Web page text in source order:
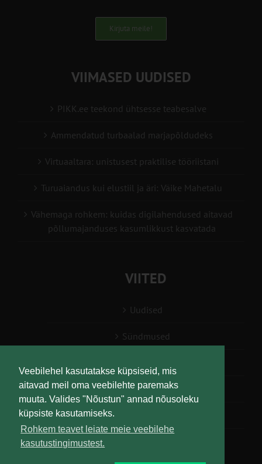
Veebilehel kasutatakse küpsiseid, mis
aitavad meil oma veebilehte paremaks
muuta. Valides "Nõustun" annad nõusoleku
küpsiste kasutamiseks.
Rohkem teavet leiate meie veebilehe
kasutustingimustest.
Kirjuta meile!
VIIMASED UUDISED
PIKK.ee teekond ühtsesse teabesalve
Ammendatud turbaalad marjapõldudeks
Virtuaaltara: unistusest praktilise tööriistani
Turuaiandus kui elustiil ja äri: Väike Mahetalu
Vähemaga rohkem: kuidas digilahendused aitavad
põllumajanduses kasumlikkust kasvatada
VIITED
Uudised
Sündmused
Teabesalv
Liitu uudiskirjaga